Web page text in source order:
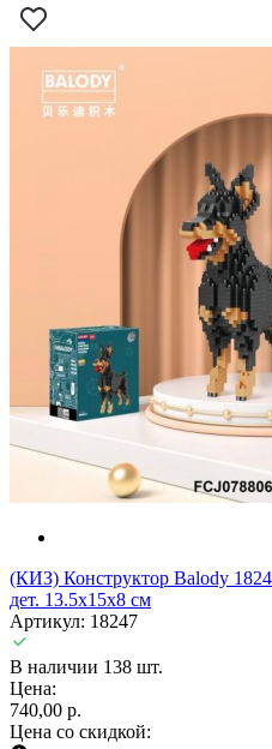
(КИЗ) Конструктор Balody
дет. 13.5x15x8 см
Артикул: 18247
В наличии 138 шт.
Цена:
740,00 р.
Цена со скидкой: